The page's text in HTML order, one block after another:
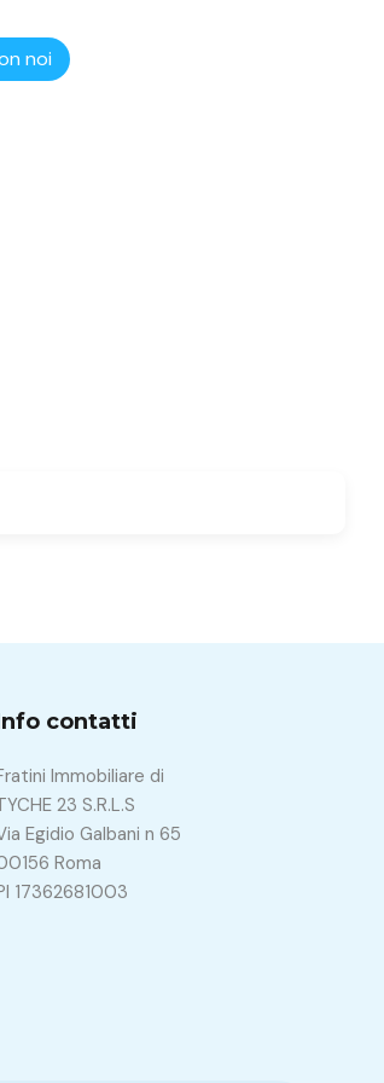
noi
contatti
Immobiliare di
23 S.R.L.S
Egidio Galbani n 65
Roma
17362681003